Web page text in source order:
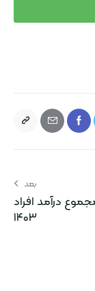
بعد
درآمد افراد
۱۴۰۳